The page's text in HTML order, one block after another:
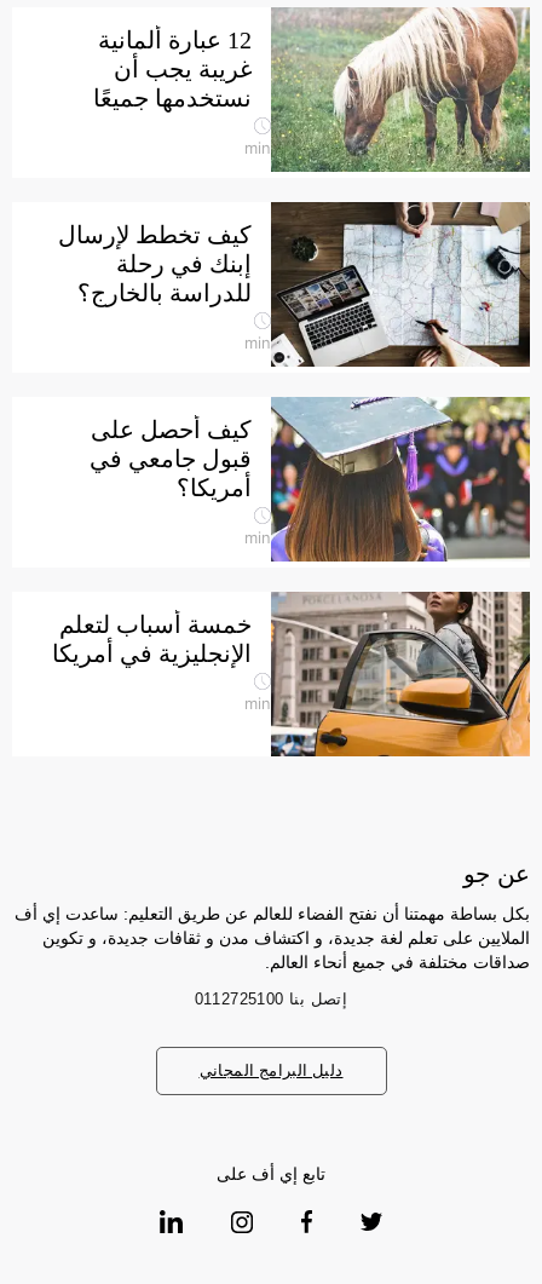
12 عبارة ألمانية
غريبة يجب أن
نستخدمها جميعًا
min
كيف تخطط لإرسال
إبنك في رحلة
للدراسة بالخارج؟
min
كيف أحصل على
قبول جامعي في
أمريكا؟
min
خمسة أسباب لتعلم
الإنجليزية في أمريكا
min
عن جو
بكل بساطة مهمتنا أن نفتح الفضاء للعالم عن طريق التعليم: ساعدت إي أف
الملايين على تعلم لغة جديدة، و اكتشاف مدن و ثقافات جديدة، و تكوين
صداقات مختلفة في جميع أنحاء العالم.
إتصل بنا 0112725100
دليل البرامج المجاني
تابع إي أف على